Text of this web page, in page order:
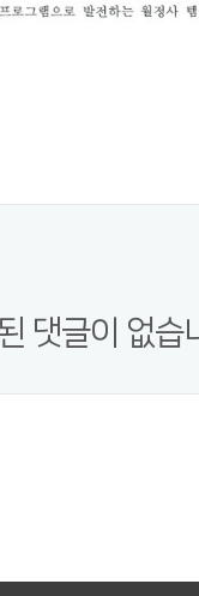
댓글이 없습